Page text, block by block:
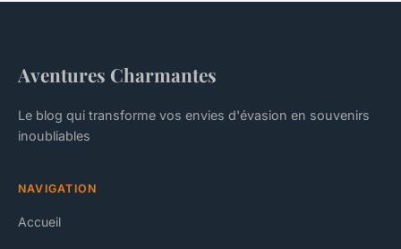
Aventures Charmantes
Le blog qui transforme vos envies d'évasion en souvenirs
inoubliables
NAVIGATION
Accueil